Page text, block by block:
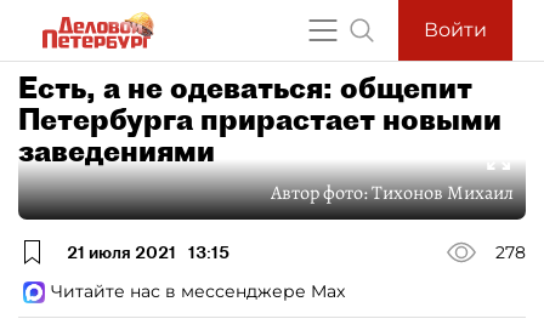
Войти
Есть, а не одеваться: общепит
Петербурга прирастает новыми
заведениями
Автор фото:Тихонов Михаил
21 июля 2021 13:15
278
Читайте нас в мессенджере Max